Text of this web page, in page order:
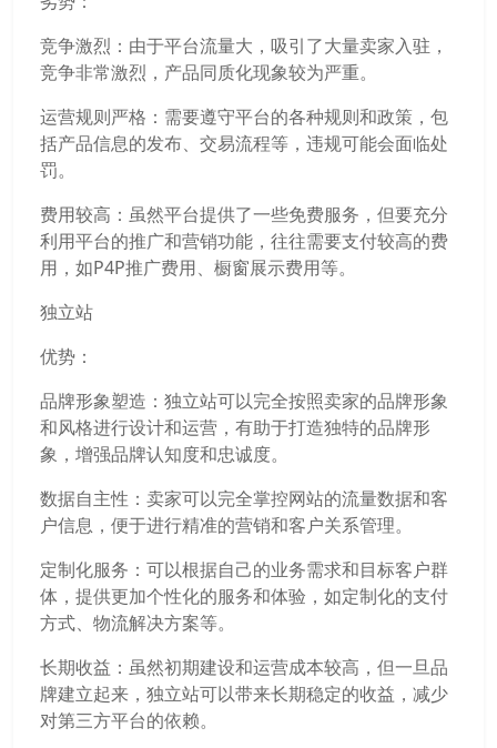
竞争激烈：由于平台流量大，吸引了大量卖家入驻，
竞争非常激烈，产品同质化现象较为严重。
运营规则严格：需要遵守平台的各种规则和政策，包
括产品信息的发布、交易流程等，违规可能会面临处
罚。
费用较高：虽然平台提供了一些免费服务，但要充分
利用平台的推广和营销功能，往往需要支付较高的费
用，如P4P推广费用、橱窗展示费用等。
独立站
优势：
品牌形象塑造：独立站可以完全按照卖家的品牌形象
和风格进行设计和运营，有助于打造独特的品牌形
象，增强品牌认知度和忠诚度。
数据自主性：卖家可以完全掌控网站的流量数据和客
户信息，便于进行精准的营销和客户关系管理。
定制化服务：可以根据自己的业务需求和目标客户群
体，提供更加个性化的服务和体验，如定制化的支付
方式、物流解决方案等。
长期收益：虽然初期建设和运营成本较高，但一旦品
牌建立起来，独立站可以带来长期稳定的收益，减少
对第三方平台的依赖。